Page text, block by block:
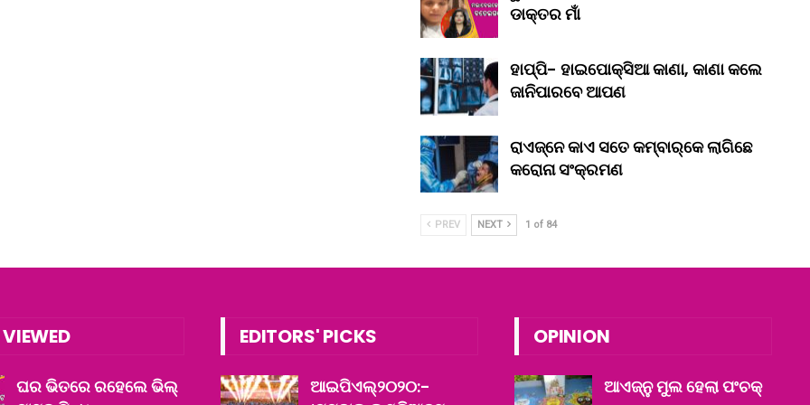
ଡାକ୍ତର ମାଁ
ହାପ୍ପି- ହାଇପୋକ୍ସିଆ କାଣା, କାଣା କଲେ
ଜାନିପାରବେ ଆପଣ
ରାଏଜ୍‌ନେ କାଏ ସତେ କମ୍‌ବାର୍‌କେ ଲାଗିଛେ
କରୋନା ସଂକ୍ରମଣ
PREV NEXT 1 of 84
ଘର ଭିତରେ ରହେଲେ ଭିଲ୍
EDITORS' PICKS
ଆଇପିଏଲ୍‌୨୦୨୦:-
OPINION
ଆଏଜ୍‌ନୁ ମୁଲ ହେଲା ପଂଚକ୍